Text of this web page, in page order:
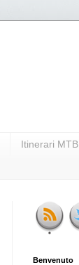
Itinerari MTB
Benvenuto